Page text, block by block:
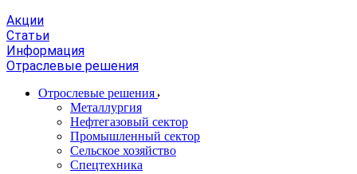
Акции
Статьи
Информация
Отраслевые решения
Отрослевые решения
Металлургия
Нефтегазовый сектор
Промышленный сектор
Сельское хозяйство
Спецтехника